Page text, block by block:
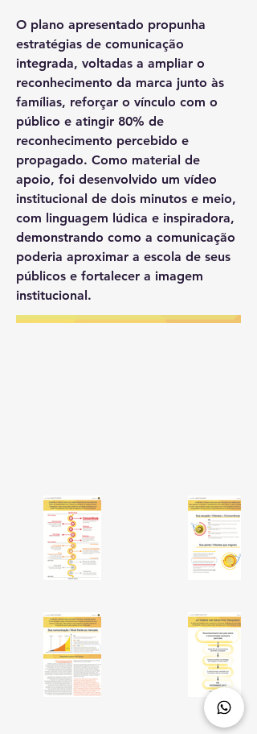
O plano apresentado propunha
estratégias de comunicação
integrada, voltadas a ampliar o
reconhecimento da marca junto às
famílias, reforçar o vínculo com o
público e atingir 80% de
reconhecimento percebido e
propagado. Como material de
apoio, foi desenvolvido um vídeo
institucional de dois minutos e meio,
com linguagem lúdica e inspiradora,
demonstrando como a comunicação
poderia aproximar a escola de seus
públicos e fortalecer a imagem
institucional.